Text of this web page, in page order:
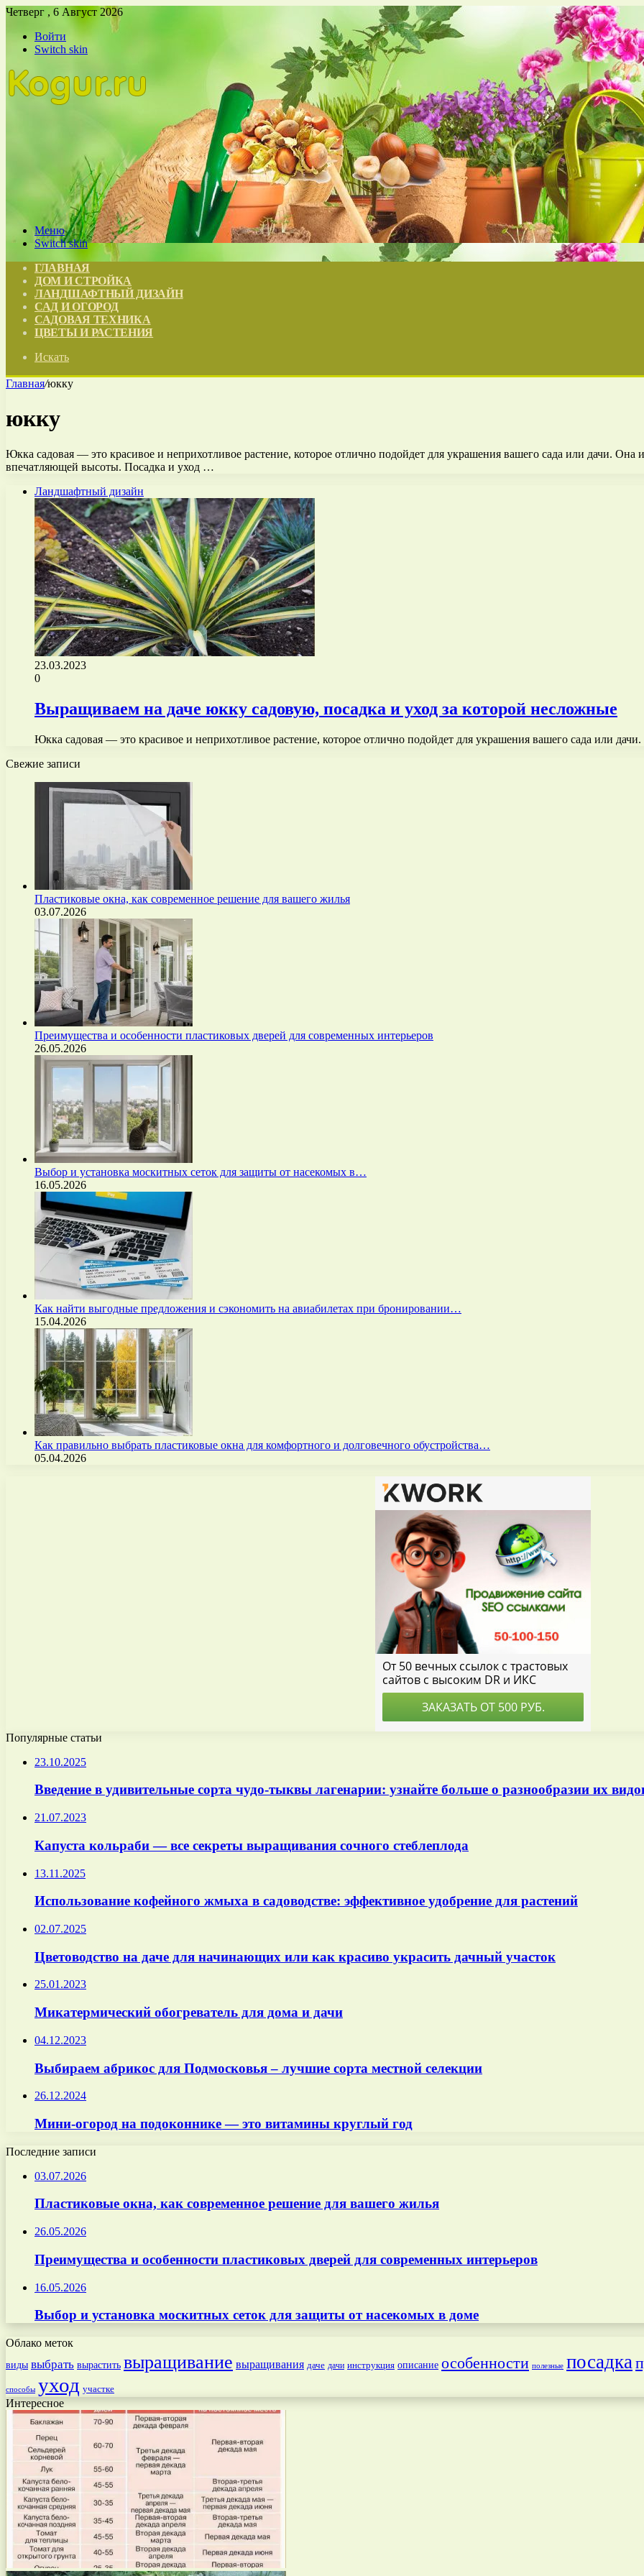
Четверг , 6 Август 2026
Войти
Switch skin
Меню
Switch skin
ГЛАВНАЯ
ДОМ И СТРОЙКА
ЛАНДШАФТНЫЙ ДИЗАЙН
САД И ОГОРОД
САДОВАЯ ТЕХНИКА
ЦВЕТЫ И РАСТЕНИЯ
Искать
Главная/юкку
юкку
Юкка садовая — это красивое и неприхотливое растение, которое отлично подойдет для украшения вашего сада или дачи. Она
впечатляющей высоты. Посадка и уход …
Ландшафтный дизайн
23.03.2023
0
Выращиваем на даче юкку садовую, посадка и уход за которой несложные
Юкка садовая — это красивое и неприхотливое растение, которое отлично подойдет для украшения вашего сада или
Свежие записи
Пластиковые окна, как современное решение для вашего жилья
03.07.2026
Преимущества и особенности пластиковых дверей для современных интерьеров
26.05.2026
Выбор и установка москитных сеток для защиты от насекомых в…
16.05.2026
Как найти выгодные предложения и сэкономить на авиабилетах при бронировании…
15.04.2026
Как правильно выбрать пластиковые окна для комфортного и долговечного обустройства…
05.04.2026
Популярные статьи
23.10.2025
Введение в удивительные сорта чудо-тыквы лагенарии: узнайте больше о разнообразии их
21.07.2023
Капуста кольраби — все секреты выращивания сочного стеблеплода
13.11.2025
Использование кофейного жмыха в садоводстве: эффективное удобрение для растений
02.07.2025
Цветоводство на даче для начинающих или как красиво украсить дачный участок
25.01.2023
Микатермический обогреватель для дома и дачи
04.12.2023
Выбираем абрикос для Подмосковья – лучшие сорта местной селекции
26.12.2024
Мини-огород на подоконнике — это витамины круглый год
Последние записи
03.07.2026
Пластиковые окна, как современное решение для вашего жилья
26.05.2026
Преимущества и особенности пластиковых дверей для современных интерьеров
16.05.2026
Выбор и установка москитных сеток для защиты от насекомых в доме
Облако меток
виды выбрать вырастить выращивание выращивания даче дачи инструкция описание особенности полезные посадка
способы уход участке
Интересное